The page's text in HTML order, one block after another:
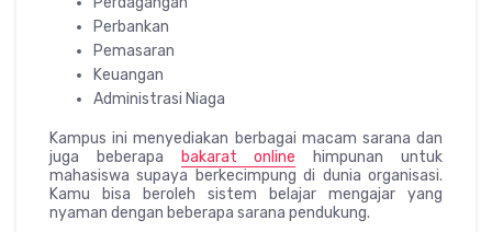
Perbankan
Pemasaran
Keuangan
Administrasi Niaga
Kampus ini menyediakan berbagai macam sarana dan
juga beberapa
bakarat online himpunan untuk
mahasiswa supaya berkecimpung di dunia organisasi.
Kamu bisa beroleh sistem belajar mengajar yang
nyaman dengan beberapa sarana pendukung.